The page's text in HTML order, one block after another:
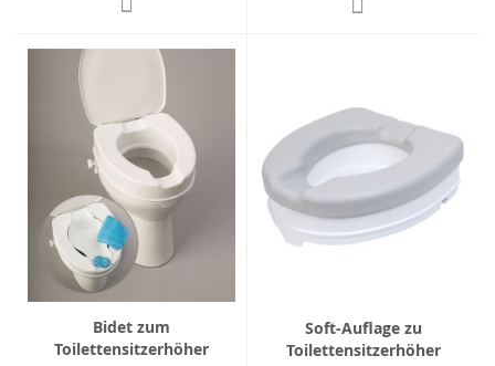
Bidet zum
Toilettensitzerhöher
Soft-Auflage zu
Toilettensitzerhöher